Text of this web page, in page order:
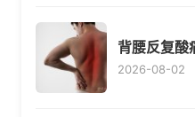
背腰反复酸
2026-08-02